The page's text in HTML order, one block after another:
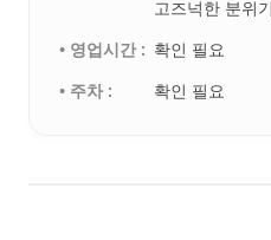
고즈넉한 분위
• 영업시간 : 확인 필요
• 주차 :
확인 필요